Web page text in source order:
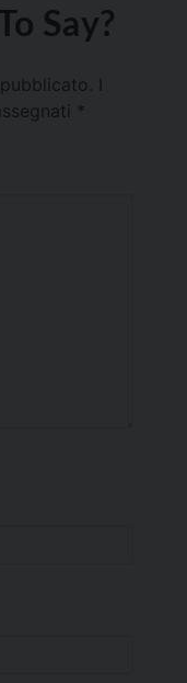
Say?
*